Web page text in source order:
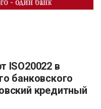
банковского
кредитный